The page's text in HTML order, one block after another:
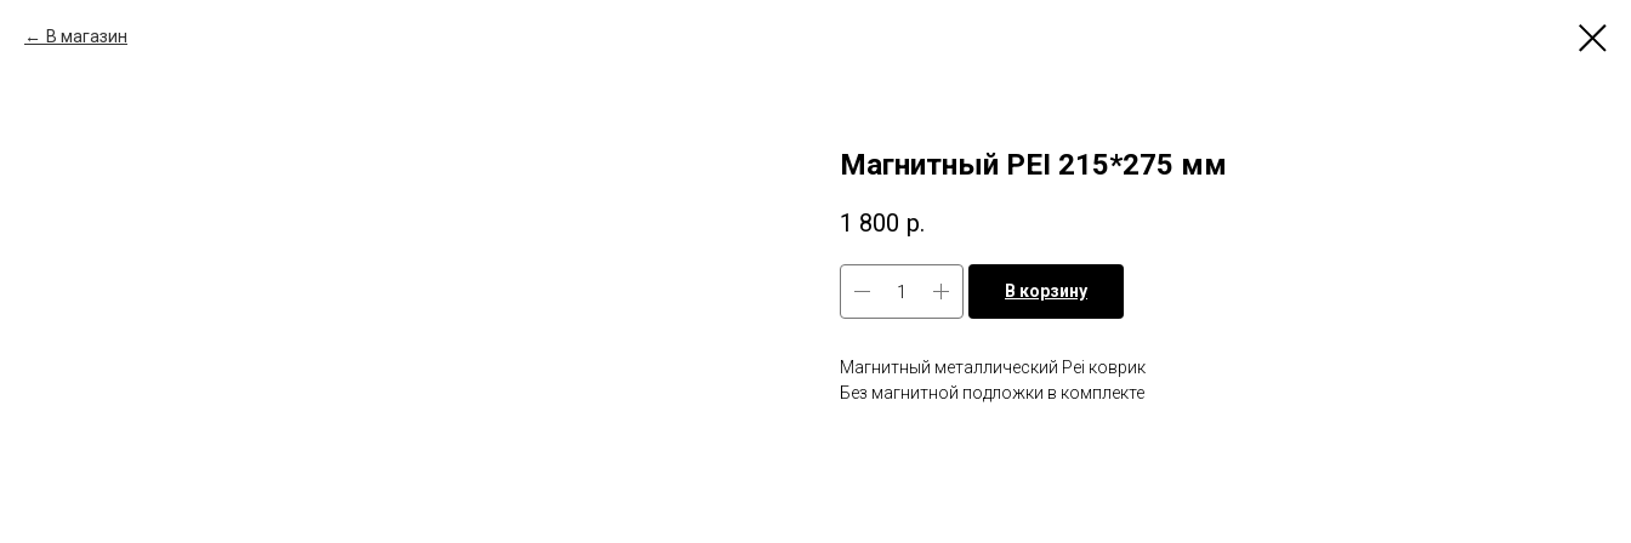
В магазин
Магнитный PEI 215*275 мм
1 800 р.
В корзину
Магнитный металлический Pei коврик
Без магнитной подложки в комплекте